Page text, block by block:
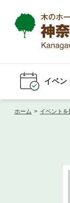
イベン
ホーム > イベントを